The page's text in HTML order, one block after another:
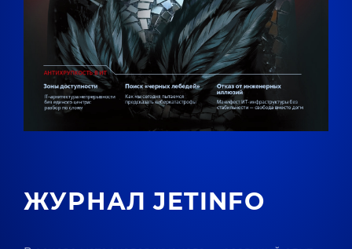
ЖУРНАЛ JETINFO